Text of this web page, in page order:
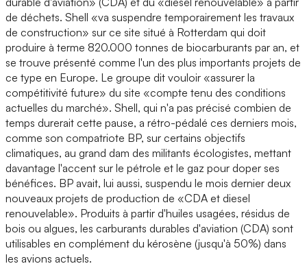
de déchets. Shell «va suspendre temporairement les travaux
de construction» sur ce site situé à Rotterdam qui doit
produire à terme 820.000 tonnes de biocarburants par an, et
se trouve présenté comme l'un des plus importants projets de
ce type en Europe. Le groupe dit vouloir «assurer la
compétitivité future» du site «compte tenu des conditions
actuelles du marché». Shell, qui n'a pas précisé combien de
temps durerait cette pause, a rétro-pédalé ces derniers mois,
comme son compatriote BP, sur certains objectifs
climatiques, au grand dam des militants écologistes, mettant
davantage l'accent sur le pétrole et le gaz pour doper ses
bénéfices. BP avait, lui aussi, suspendu le mois dernier deux
nouveaux projets de production de «CDA et diesel
renouvelable». Produits à partir d'huiles usagées, résidus de
bois ou algues, les carburants durables d'aviation (CDA) sont
utilisables en complément du kérosène (jusqu'à 50%) dans
les avions actuels.